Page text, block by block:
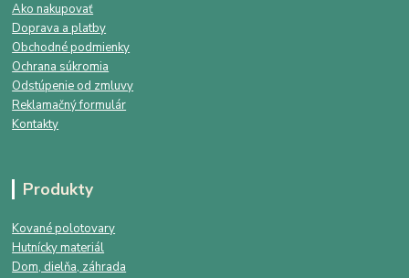
Ako nakupovať
Doprava a platby
Obchodné podmienky
Ochrana súkromia
Odstúpenie od zmluvy
Reklamačný formulár
Kontakty
Produkty
Kované polotovary
Hutnícky materiál
Dom, dielňa, záhrada